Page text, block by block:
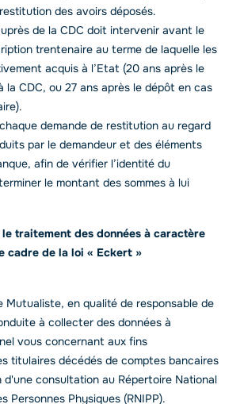
des avoirs déposés.
de la CDC doit intervenir avant le
trentenaire au terme de laquelle les
acquis à l’Etat (20 ans après le
la CDC, ou 27 ans après le dépôt en cas
demande de restitution au regard
par le demandeur et des éléments
afin de vérifier l’identité du
le montant des sommes à lui
traitement des données à caractère
cadre de la loi « Eckert »
Mutualiste, en qualité de responsable de
à collecter des données à
vous concernant aux fins
titulaires décédés de comptes bancaires
d'une consultation au Répertoire National
Personnes Physiques (RNIPP).